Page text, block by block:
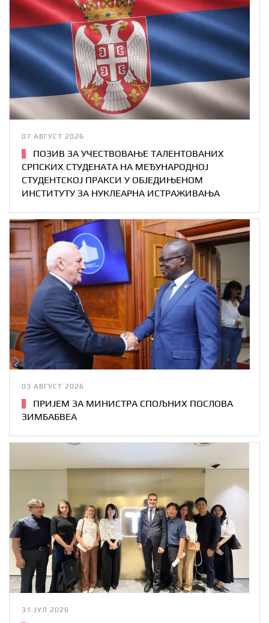
07 АВГУСТ 2026
ПОЗИВ ЗА УЧЕСТВОВАЊЕ ТАЛЕНТОВАНИХ
СРПСКИХ СТУДЕНАТА НА МЕЂУНАРОДНОЈ
СТУДЕНТСКОЈ ПРАКСИ У ОБЈЕДИЊЕНОМ
ИНСТИТУТУ ЗА НУКЛЕАРНА ИСТРАЖИВАЊА
03 АВГУСТ 2026
ПРИЈЕМ ЗА МИНИСТРА СПОЉНИХ ПОСЛОВА
ЗИМБАБВЕА
31 ЈУЛ 2026